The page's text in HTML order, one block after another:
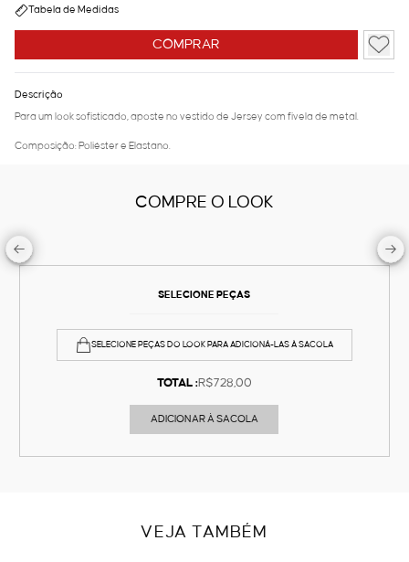
COMPRAR
Tabela de Medidas
Descrição
Para um look sofisticado, aposte no vestido de Jersey com fivela de metal.
Composição: Poliéster e Elastano.
COMPRE O LOOK
SELECIONE PEÇAS
SELECIONE PEÇAS DO LOOK PARA ADICIONÁ-LAS À SACOLA
TOTAL :R$728,00
ADICIONAR À SACOLA
VEJA TAMBÉM